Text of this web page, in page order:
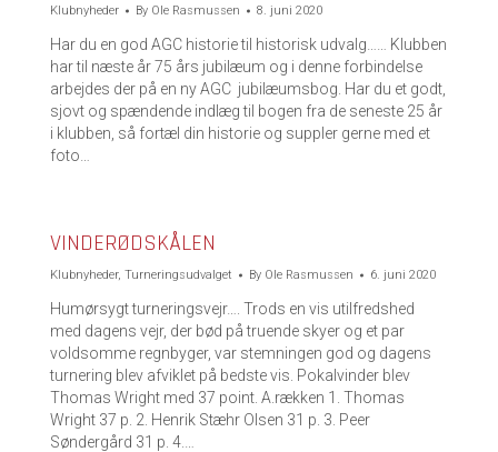
Klubnyheder By Ole Rasmussen 8. juni 2020
Har du en god AGC historie til historisk udvalg…… Klubben
har til næste år 75 års jubilæum og i denne forbindelse
arbejdes der på en ny AGC jubilæumsbog. Har du et godt,
sjovt og spændende indlæg til bogen fra de seneste 25 år
i klubben, så fortæl din historie og suppler gerne med et
foto…
VINDERØDSKÅLEN
Klubnyheder, Turneringsudvalget By Ole Rasmussen 6. juni 2020
Humørsygt turneringsvejr…. Trods en vis utilfredshed
med dagens vejr, der bød på truende skyer og et par
voldsomme regnbyger, var stemningen god og dagens
turnering blev afviklet på bedste vis. Pokalvinder blev
Thomas Wright med 37 point. A.rækken 1. Thomas
Wright 37 p. 2. Henrik Stæhr Olsen 31 p. 3. Peer
Søndergård 31 p. 4.…